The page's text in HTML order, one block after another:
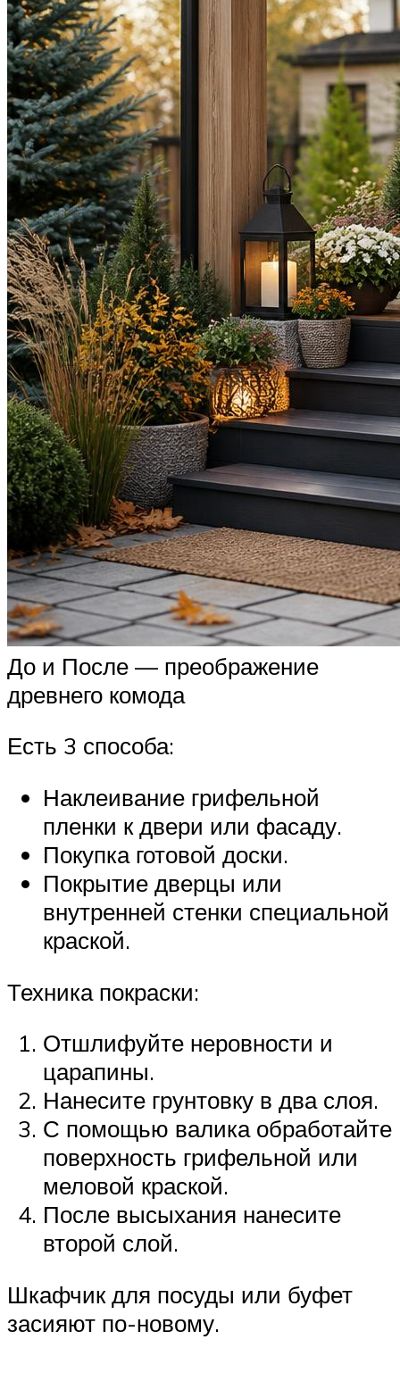
До и После — преображение
древнего комода
Есть 3 способа:
Наклеивание грифельной
пленки к двери или фасаду.
Покупка готовой доски.
Покрытие дверцы или
внутренней стенки специальной
краской.
Техника покраски:
Отшлифуйте неровности и
царапины.
Нанесите грунтовку в два слоя.
С помощью валика обработайте
поверхность грифельной или
меловой краской.
После высыхания нанесите
второй слой.
Шкафчик для посуды или буфет
засияют по-новому.